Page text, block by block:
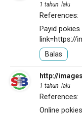
1 tahun lalu
References:
Payid pokies
link=https://
Balas
http://
1 tahun lalu
References:
Online